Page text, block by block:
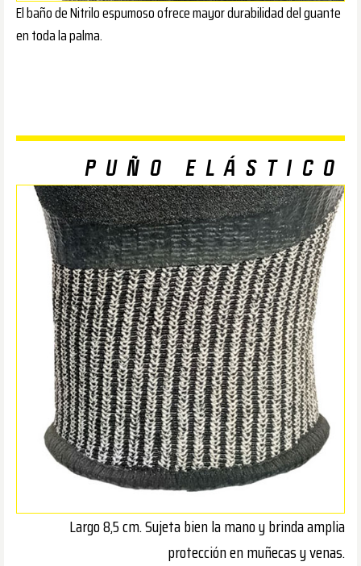
El baño de Nitrilo espumoso ofrece mayor durabilidad del guante
en toda la palma.
PUÑO ELÁSTICO
Largo 8,5 cm. Sujeta bien la mano y brinda amplia
protección en muñecas y venas.